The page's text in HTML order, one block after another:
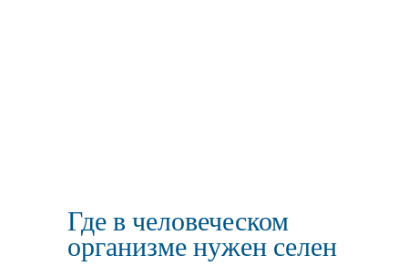
Где в человеческом
организме нужен селен